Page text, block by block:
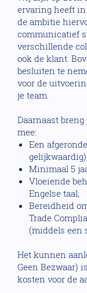
ervaring heeft in
de ambitie
communicatief
verschillende
ook de klant.
besluiten te
voor de
je team.
Daarnaast
mee:
Een
gelijkwaardig);
Minimaal 5
Vloeiende
Engelse taal;
Bereidheid
Trade
(middels een
Het kunnen
Geen Bezwaar)
kosten voor de